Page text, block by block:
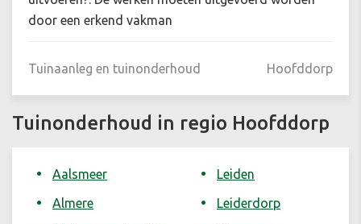
door een erkend vakman
Tuinaanleg en tuinonderhoud Hoofddorp
Tuinonderhoud in regio Hoofddorp
Aalsmeer
Almere
Leiden
Leiderdorp